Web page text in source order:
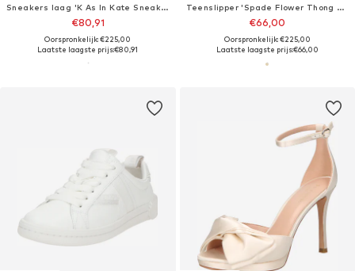
Sneakers laag 'K As In Kate Sneakers'
€80,91
Oorspronkelijk: €225,00
Laatste laagste prijs:€80,91
Teenslipper 'Spade Flower Thong Sandals'
€66,00
Oorspronkelijk: €225,00
Laatste laagste prijs:€66,00